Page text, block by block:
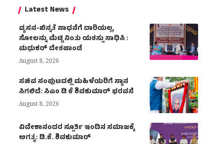
Latest News
ವ್ಯಸನ-ಖಿನ್ನತೆ ಸಾಧನೆಗೆ ದಾರಿಯಲ್ಲ,
ಸೋಲನ್ನು ಮೆಟ್ಟಿ ನಿಂತು ಯಶಸ್ಸು ಸಾಧಿಸಿ :
ಮಧುಕರ್ ದೇಶಪಾಂಡೆ
August 8, 2026
ಸಚಿವ ಸಂಪುಟದಲ್ಲಿ ಮಹಿಳೆಯರಿಗೆ ಸ್ಥಾನ
ಸಿಗಲಿದೆ: ಸಿಎಂ ಡಿ ಕೆ ಶಿವಕುಮಾರ್ ಭರವಸೆ
August 8, 2026
ವಿವೇಕಾನಂದರ ಸ್ಪೂರ್ತಿ ಇಂದಿನ ಸಮಾಜಕ್ಕೆ
ಅಗತ್ಯ: ಡಿ.ಕೆ. ಶಿವಕುಮಾರ್